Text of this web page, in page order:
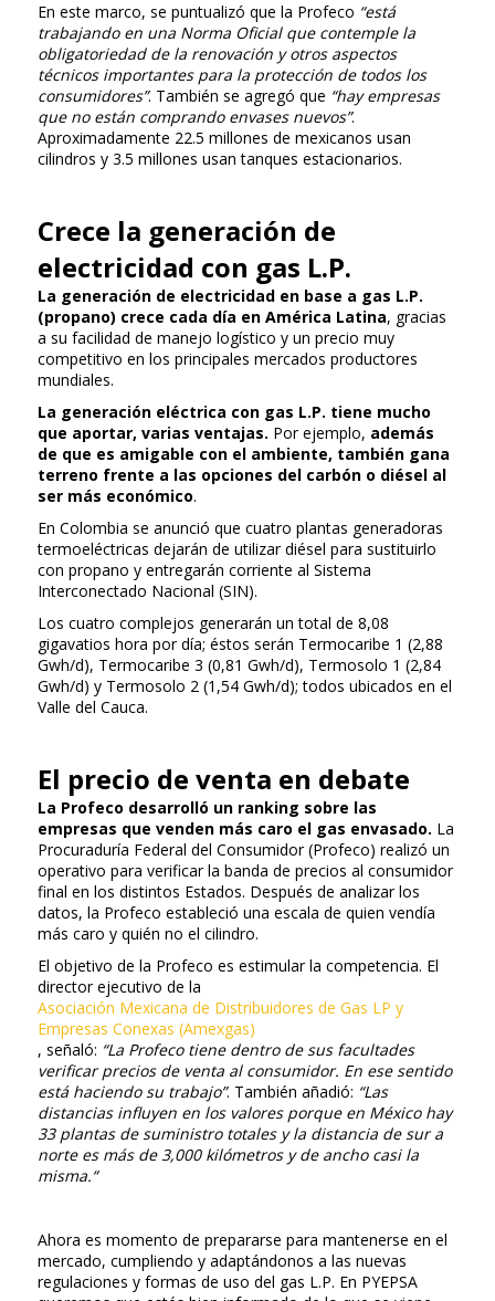
En este marco, se puntualizó que la Profeco “está
trabajando en una Norma Oficial que contemple la
obligatoriedad de la renovación y otros aspectos
técnicos importantes para la protección de todos los
consumidores”. También se agregó que “hay empresas
que no están comprando envases nuevos”.
Aproximadamente 22.5 millones de mexicanos usan
cilindros y 3.5 millones usan tanques estacionarios.
Crece la generación de
electricidad con gas L.P.
La generación de electricidad en base a gas L.P.
(propano) crece cada día en América Latina, gracias
a su facilidad de manejo logístico y un precio muy
competitivo en los principales mercados productores
mundiales.
La generación eléctrica con gas L.P. tiene mucho
que aportar, varias ventajas. Por ejemplo, además
de que es amigable con el ambiente, también gana
terreno frente a las opciones del carbón o diésel al
ser más económico.
En Colombia se anunció que cuatro plantas generadoras
termoeléctricas dejarán de utilizar diésel para sustituirlo
con propano y entregarán corriente al Sistema
Interconectado Nacional (SIN).
Los cuatro complejos generarán un total de 8,08
gigavatios hora por día; éstos serán Termocaribe 1 (2,88
Gwh/d), Termocaribe 3 (0,81 Gwh/d), Termosolo 1 (2,84
Gwh/d) y Termosolo 2 (1,54 Gwh/d); todos ubicados en el
Valle del Cauca.
El precio de venta en debate
La Profeco desarrolló un ranking sobre las
empresas que venden más caro el gas envasado. La
Procuraduría Federal del Consumidor (Profeco) realizó un
operativo para verificar la banda de precios al consumidor
final en los distintos Estados. Después de analizar los
datos, la Profeco estableció una escala de quien vendía
más caro y quién no el cilindro.
El objetivo de la Profeco es estimular la competencia. El
director ejecutivo de la
Asociación Mexicana de Distribuidores de Gas LP y
Empresas Conexas (Amexgas)
, señaló: “La Profeco tiene dentro de sus facultades
verificar precios de venta al consumidor. En ese sentido
está haciendo su trabajo”. También añadió: “Las
distancias influyen en los valores porque en México hay
33 plantas de suministro totales y la distancia de sur a
norte es más de 3,000 kilómetros y de ancho casi la
misma.“
Ahora es momento de prepararse para mantenerse en el
mercado, cumpliendo y adaptándonos a las nuevas
regulaciones y formas de uso del gas L.P. En PYEPSA